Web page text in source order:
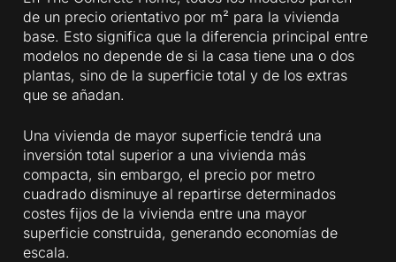
de un precio orientativo por m² para la vivienda
base. Esto significa que la diferencia principal entre
modelos no depende de si la casa tiene una o dos
plantas, sino de la superficie total y de los extras
que se añadan.
Una vivienda de mayor superficie tendrá una
inversión total superior a una vivienda más
compacta, sin embargo, el precio por metro
cuadrado disminuye al repartirse determinados
costes fijos de la vivienda entre una mayor
superficie construida, generando economías de
escala.